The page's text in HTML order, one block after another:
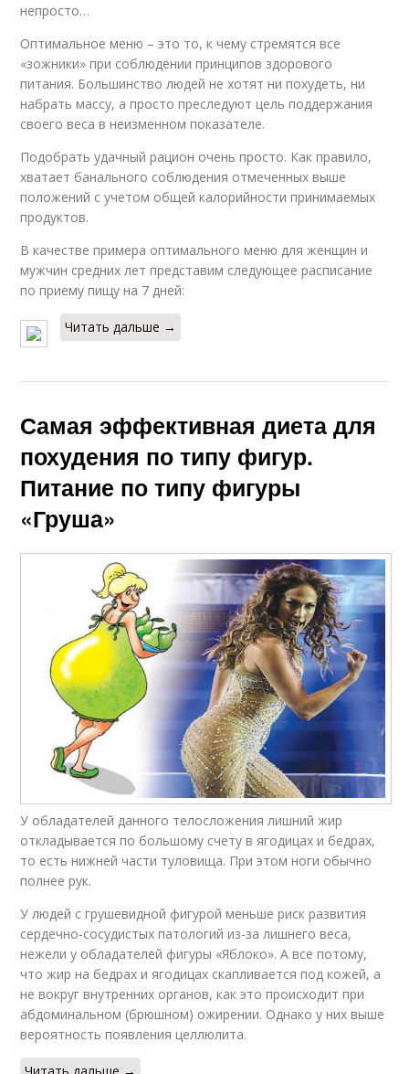
непросто…
Оптимальное меню – это то, к чему стремятся все
«зожники» при соблюдении принципов здорового
питания. Большинство людей не хотят ни похудеть, ни
набрать массу, а просто преследуют цель поддержания
своего веса в неизменном показателе.
Подобрать удачный рацион очень просто. Как правило,
хватает банального соблюдения отмеченных выше
положений с учетом общей калорийности принимаемых
продуктов.
В качестве примера оптимального меню для женщин и
мужчин средних лет представим следующее расписание
по приему пищу на 7 дней:
Читать дальше →
Самая эффективная диета для
похудения по типу фигур.
Питание по типу фигуры
«Груша»
У обладателей данного телосложения лишний жир
откладывается по большому счету в ягодицах и бедрах,
то есть нижней части туловища. При этом ноги обычно
полнее рук.
У людей с грушевидной фигурой меньше риск развития
сердечно-сосудистых патологий из-за лишнего веса,
нежели у обладателей фигуры «Яблоко». А все потому,
что жир на бедрах и ягодицах скапливается под кожей, а
не вокруг внутренних органов, как это происходит при
абдоминальном (брюшном) ожирении. Однако у них выше
вероятность появления целлюлита.